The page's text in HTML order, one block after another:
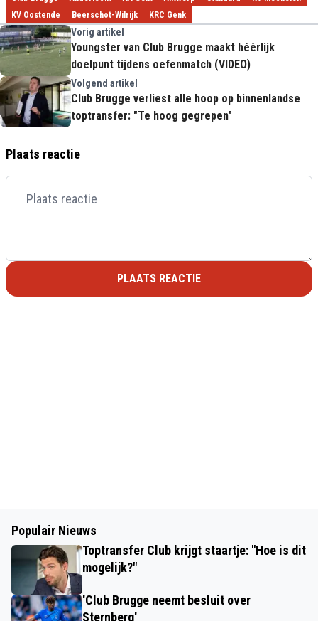
KV Oostende
Beerschot-Wilrijk KRC Genk
Vorig artikel
Youngster van Club Brugge maakt héérlijk
doelpunt tijdens oefenmatch (VIDEO)
Volgend artikel
Club Brugge verliest alle hoop op binnenlandse
toptransfer: "Te hoog gegrepen"
Plaats reactie
PLAATS REACTIE
Populair Nieuws
Toptransfer Club krijgt staartje: "Hoe is dit
mogelijk?"
'Club Brugge neemt besluit over
Sternberg'